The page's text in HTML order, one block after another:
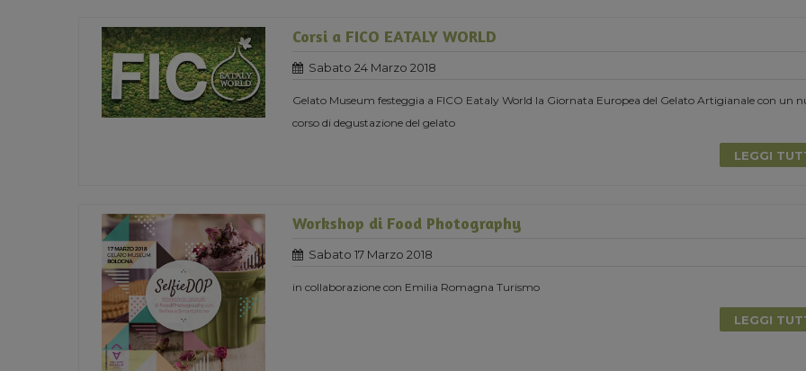
Corsi a FICO EATALY WORLD
Sabato 24 Marzo 2018
Gelato Museum festeggia a FICO Eataly World la Giornata Europea del Gelato Artigianale con un
corso di degustazione del gelato
LEGGI
Workshop di Food Photography
Sabato 17 Marzo 2018
in collaborazione con Emilia Romagna Turismo
LEGGI